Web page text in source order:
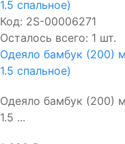
Код: 2S-00006271
Осталось всего: 1 шт.
Одеяло бамбук (200)
1.5 спальное)
Одеяло бамбук (200)
1.5 ...